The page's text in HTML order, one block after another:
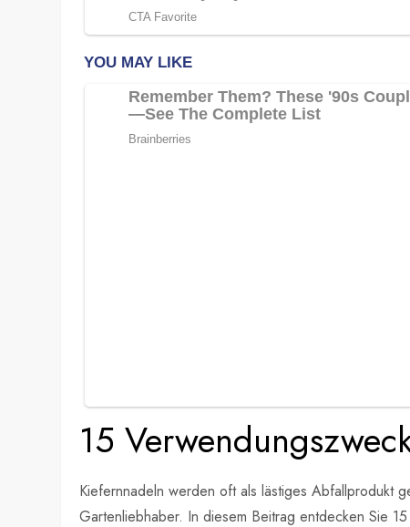
15
Kiefernnadeln werden oft als lästiges Abfallprodukt
Gartenliebhaber. In diesem Beitrag entdecken Sie